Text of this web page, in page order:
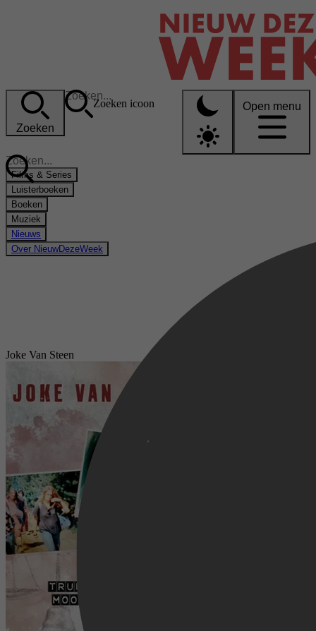
Zoeken
Zoeken icoon Open menu
Films & Series
Luisterboeken
Boeken
Muziek
Nieuws
Over NieuwDezeWeek
Joke Van Steen